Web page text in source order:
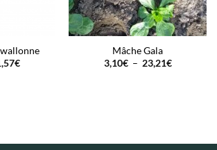
€Plage
Mâche Gala
3,10€ – 23,21€Plage